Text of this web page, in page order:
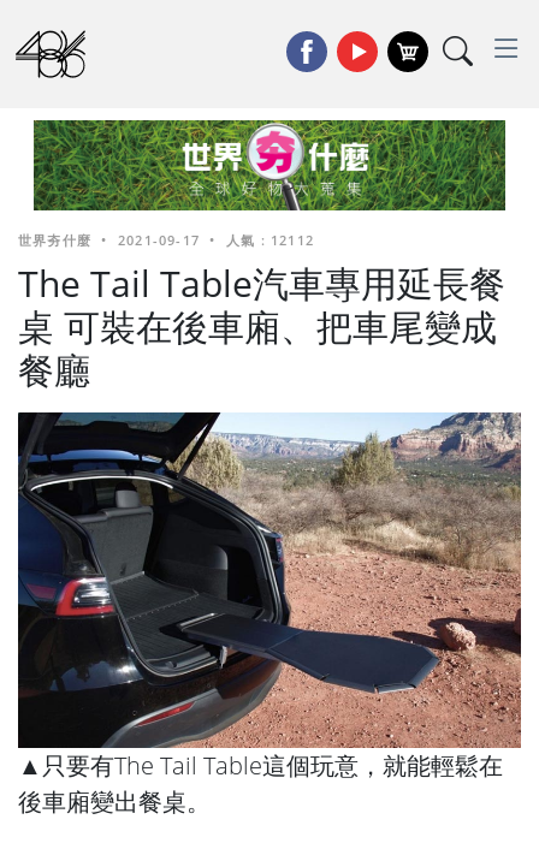
世界夯什麼 • 2021-09-17 • 人氣 : 12112
The Tail Table汽車專用延長餐
桌 可裝在後車廂、把車尾變成
餐廳
▲只要有The Tail Table這個玩意，就能輕鬆在
後車廂變出餐桌。